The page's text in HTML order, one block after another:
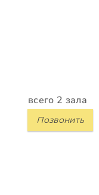
всего 2 зала
Позвонить